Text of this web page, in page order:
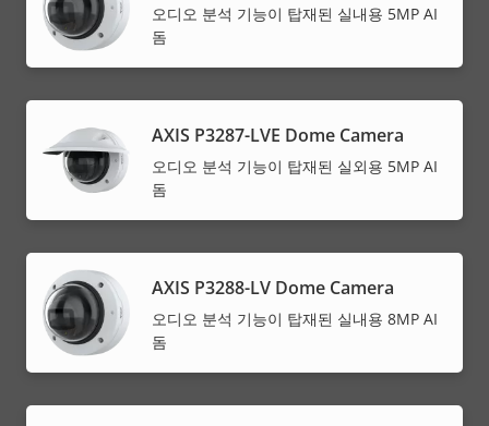
오디오 분석 기능이 탑재된 실내용 5MP AI
돔
AXIS P3287-LVE Dome Camera
오디오 분석 기능이 탑재된 실외용 5MP AI
돔
AXIS P3288-LV Dome Camera
오디오 분석 기능이 탑재된 실내용 8MP AI
돔